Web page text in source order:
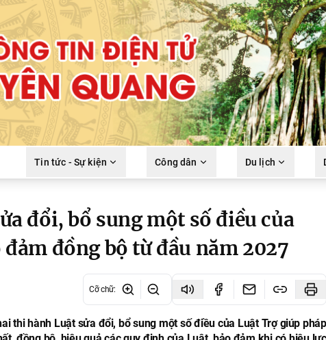
Tin tức - Sự kiện Công dân Du lịch
đổi, bổ sung một số điều của
đồng bộ từ đầu năm 2027
Cỡ chữ:
thi hành Luật sửa đổi, bổ sung một số điều của Luật Trợ giúp pháp